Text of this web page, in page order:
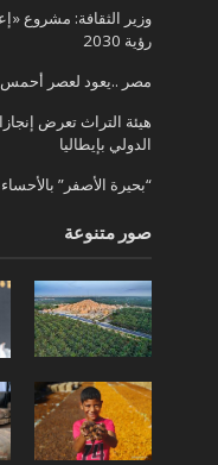
وزير الثقافة: مشروع
رؤية 2030
مصر ..يعود لعصر أحمس..
هيئة التراث تعرض
الدولي بإيطاليا
“بحيرة الأصفر”
صور متنوعة